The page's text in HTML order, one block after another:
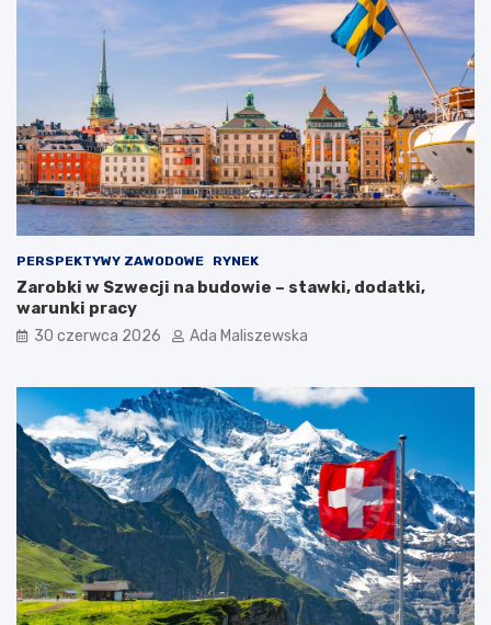
PERSPEKTYWY ZAWODOWE RYNEK
Zarobki w Szwecji na budowie – stawki, dodatki,
warunki pracy
30 czerwca 2026 Ada Maliszewska